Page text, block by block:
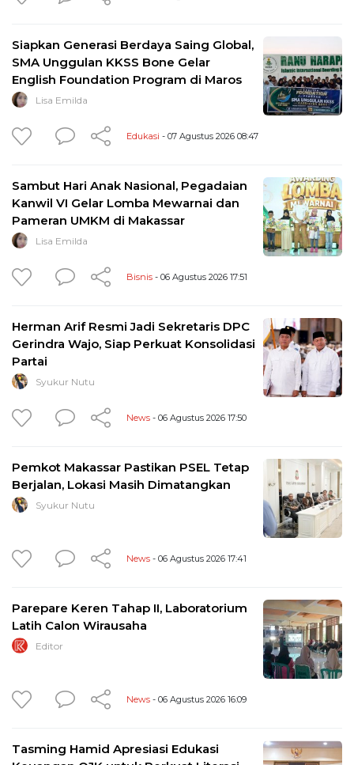
Siapkan Generasi Berdaya Saing Global,
SMA Unggulan KKSS Bone Gelar
English Foundation Program di Maros
Lisa Emilda
Edukasi - 07 Agustus 2026 08:47
Sambut Hari Anak Nasional, Pegadaian
Kanwil VI Gelar Lomba Mewarnai dan
Pameran UMKM di Makassar
Lisa Emilda
Bisnis - 06 Agustus 2026 17:51
Herman Arif Resmi Jadi Sekretaris DPC
Gerindra Wajo, Siap Perkuat Konsolidasi
Partai
Syukur Nutu
News - 06 Agustus 2026 17:50
Pemkot Makassar Pastikan PSEL Tetap
Berjalan, Lokasi Masih Dimatangkan
Syukur Nutu
News - 06 Agustus 2026 17:41
Parepare Keren Tahap II, Laboratorium
Latih Calon Wirausaha
Editor
News - 06 Agustus 2026 16:09
Tasming Hamid Apresiasi Edukasi